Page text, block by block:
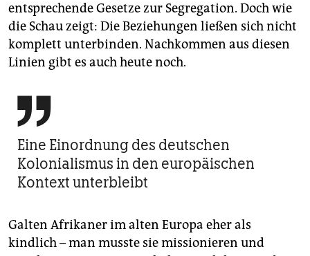
entsprechende Gesetze zur Segregation. Doch wie
die Schau zeigt: Die Beziehungen ließen sich nicht
komplett unterbinden. Nachkommen aus diesen
Linien gibt es auch heute noch.

Eine Einordnung des deutschen
Kolonialismus in den europäischen
Kontext unterbleibt
Galten Afrikaner im alten Europa eher als
kindlich – man musste sie missionieren und